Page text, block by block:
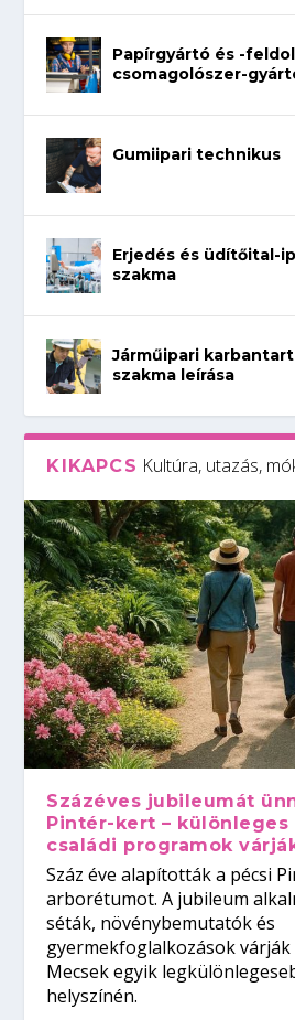
Papírgyártó és -
csomagolószer-
Gumiipari technikus
Erjedés és üdítőital-
szakma
Járműipari
szakma leírása
KIKAPCS Kultúra, utazás,
Százéves jubileumát
Pintér-kert – különleges
családi programok
Száz éve alapították a pécsi
arborétumot. A jubileum
séták, növénybemutatók és
gyermekfoglalkozások
Mecsek egyik
helyszínén.